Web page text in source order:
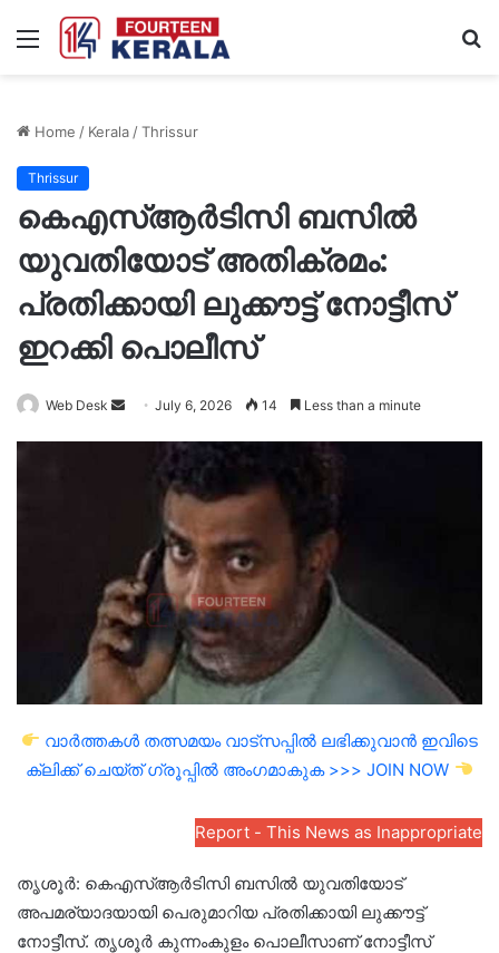
Menu
Home / Kerala/Thrissur
Thrissur
കെഎസ്ആർടിസി ബസിൽ
യുവതിയോട് അതിക്രമം:
പ്രതിക്കായി ലുക്കൗട്ട് നോട്ടീസ്
ഇറക്കി പൊലീസ്
Web Desk
SendJuly 6, 2026 14 Less than a minute
വാർത്തകൾ തത്സമയം വാട്സപ്പിൽ ലഭിക്കുവാൻ ഇവിടെ
ക്ലിക്ക് ചെയ്ത് ഗ്രൂപ്പിൽ അംഗമാകുക >>> JOIN NOW
Report - This News as Inappropriate
തൃശൂർ: കെഎസ്ആര്‍ടിസി ബസില്‍ യുവതിയോട്
അപമര്യാദയായി പെരുമാറിയ പ്രതിക്കായി ലുക്കൗട്ട്
നോട്ടീസ്. തൃശൂര്‍ കുന്നംകുളം പൊലീസാണ് നോട്ടീസ്